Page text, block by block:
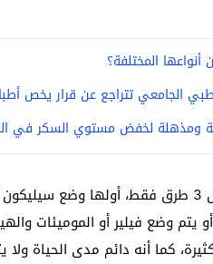
المختلفة؟
الجامعي تتراجع عن قرار يخص
يتم من خلال 3 طرق فقط، أولها
وضع فيلير أو الموميئات
كما أنه دائم مدى الحياة ولا